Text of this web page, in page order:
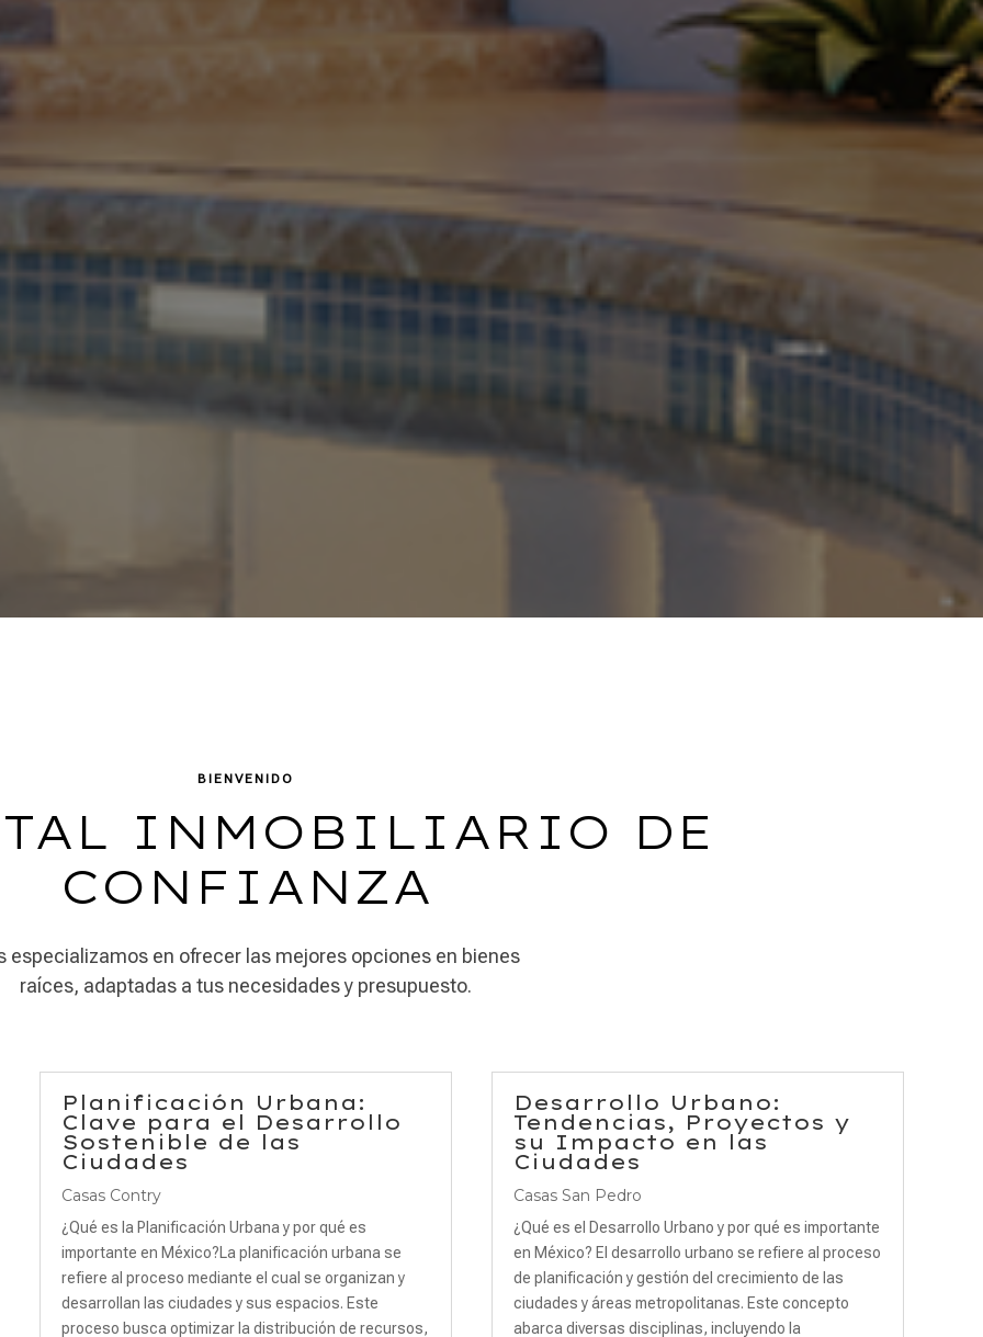
BIENVENIDO
INMOBILIARIO DE
CONFIANZA
especializamos en ofrecer las mejores opciones en bienes
raíces, adaptadas a tus necesidades y presupuesto.
Planificación Urbana:
Clave para el Desarrollo
Sostenible de las
Ciudades
Casas Contry
¿Qué es la Planificación Urbana y por qué es
importante en México?La planificación urbana se
refiere al proceso mediante el cual se organizan y
desarrollan las ciudades y sus espacios. Este
proceso busca optimizar la distribución de recursos,
Desarrollo Urbano:
Tendencias, Proyectos y
su Impacto en las
Ciudades
Casas San Pedro
¿Qué es el Desarrollo Urbano y por qué es importante
en México? El desarrollo urbano se refiere al proceso
de planificación y gestión del crecimiento de las
ciudades y áreas metropolitanas. Este concepto
abarca diversas disciplinas, incluyendo la